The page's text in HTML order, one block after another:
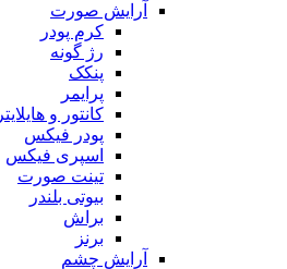
آرایش صورت
کرم پودر
رژ گونه
پنکک
پرایمر
کانتور و هایلایتر
پودر فیکس
اسپری فیکس
تینت صورت
بیوتی بلندر
براش
برنز
آرایش چشم